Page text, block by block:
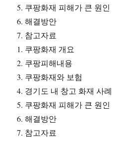
5. 쿠팡화재 피해가 큰 원인
6. 해결방안
7. 참고자료
1. 쿠팡화재 개요
2. 쿠팡피해내용
3. 쿠팡화재와 보험
4. 경기도 내 창고 화재 사례
5. 쿠팡화재 피해가 큰 원인
6. 해결방안
7. 참고자료